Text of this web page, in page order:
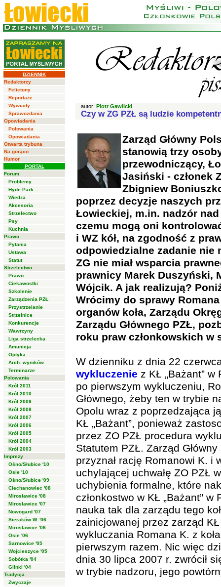
DZIENNIK
Redaktorzy
Felietony
Reportaże
Wywiady
Sprawozdania
Opowiadania
Polowania
Opowiadania
Otwarta trybuna
Na gorąco
Humor
PORTAL
Forum
Problemy
Hyde Park
Wiedza
Akcesoria
Strzelectwo
Psy
Kuchnia
Prawo
Pytania
Ustawa
Statut
Strzelectwo
Prawo
Ciekawostki
Szkolenie
Zarządzenia PZŁ
Przystrzelanie
Strzelnice
Konkurencje
Wawrzyny
Liga strzelecka
Amunicja
Optyka
Arch. wyników
Terminarze
Polowania
Król 2011
Król 2010
Król 2009
Król 2008
Król 2007
Król 2006
Król 2005
Król 2004
Król 2003
Imprezy
Ośno/Słubice '10
Osie '10
Ośno/Słubice '09
Ciechanowiec '08
Mirosławice '08
Mirosławice '07
Nowogard '07
Sieraków W. '06
Mirosławice '06
Osie '06
Sarnowice '05
Wojcieszyce '05
Sobótka '04
Glinki '04
Tradycja
Zwyczaje
autor: Piotr Gawlicki
Czy w ZG PZŁ są ludzie
Zarząd Główny
stanowią trzy
przewodniczący,
Jasiński - członek
Zbigniew
poprzez decyzje naszych
Łowieckiej, m.in. nadzór
czemu mogą oni
i WZ kół, na zgodność z
odpowiedzialne zadanie nie
ZG nie miał wsparcia
prawnicy Marek Duszyński,
Wójcik. A jak realizują?
Wrócimy do sprawy
organów koła, Zarządu
Zarządu Głównego PZŁ,
roku praw członkowskich w
W dzienniku z dnia 22
wykluczenie z KŁ „Bażant”
po pierwszym wykluczeniu,
Głównego, żeby ten w trybie
Opolu wraz z poprzedzająca
KŁ „Bażant”, ponieważ
przez ZO PZŁ procedura
Statutem PZŁ. Zarząd
przyznał rację Romanowi K. i
uchylającej uchwałę ZO PZŁ
uchybienia formalne, które
członkostwo w KŁ „Bażant”
nauka tak dla zarządu tego
zainicjowanej przez zarząd
wykluczania Romana K. z
pierwszym razem. Nic więc
dnia 30 lipca 2007 r. zwrócił
w trybie nadzoru, jego